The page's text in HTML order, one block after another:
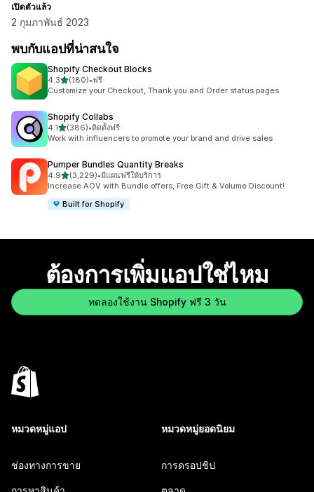
เปิดตัวแล้ว
2 กุมภาพันธ์ 2023
พบกับแอปที่น่าสนใจ
Shopify Checkout Blocks
4.3เต็ม 5 ดาว
(180)
ทั้งหมด 180 รีวิว
•ฟรี
Customize your Checkout, Thank you and Order status pages
Shopify Collabs
4.1เต็ม 5 ดาว
(386)
ทั้งหมด 386 รีวิว
•ติดตั้งฟรี
Work with influencers to promote your brand and drive sales
Pumper Bundles Quantity Breaks
4.9เต็ม 5 ดาว
(3,229)
ทั้งหมด 3229 รีวิว
•มีแผนฟรีให้บริการ
Increase AOV with Bundle offers, Free Gift & Volume Discount!
Built for Shopify
ต้องการเพิ่มแอปใช่ไหม
ทดลองใช้งาน Shopify ฟรี 3 วัน
หมวดหมู่แอป
ช่องทางการขาย
หมวดหมู่ยอดนิยม
การดรอปชิป